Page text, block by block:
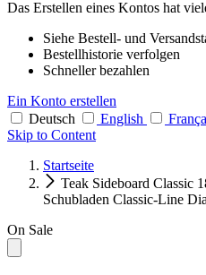
Das Erstellen eines Kontos hat
Siehe Bestell- und
Bestellhistorie verfolgen
Schneller bezahlen
Ein Konto erstellen
Deutsch
English
Skip to Content
Startseite
Teak Sideboard Classic
Schubladen Classic-Line
On Sale